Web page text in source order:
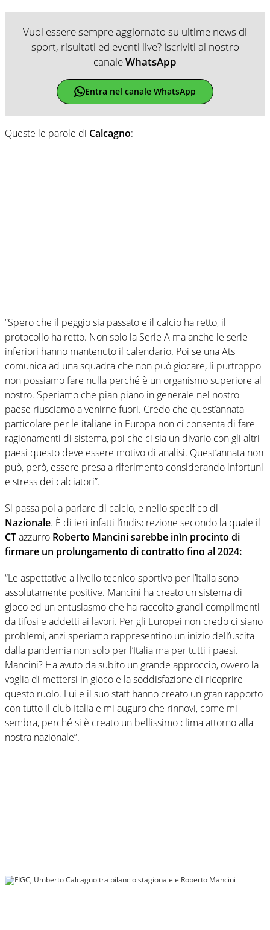
Vuoi essere sempre aggiornato su ultime news di
sport, risultati ed eventi live? Iscriviti al nostro
canaleWhatsApp
Entra nel canale WhatsApp
Queste le parole di Calcagno:
“Spero che il peggio sia passato e il calcio ha retto, il
protocollo ha retto. Non solo la Serie A ma anche le serie
inferiori hanno mantenuto il calendario. Poi se una Ats
comunica ad una squadra che non può giocare, lì purtroppo
non possiamo fare nulla perché è un organismo superiore al
nostro. Speriamo che pian piano in generale nel nostro
paese riusciamo a venirne fuori. Credo che quest’annata
particolare per le italiane in Europa non ci consenta di fare
ragionamenti di sistema, poi che ci sia un divario con gli altri
paesi questo deve essere motivo di analisi. Quest’annata non
può, però, essere presa a riferimento considerando infortuni
e stress dei calciatori”.
Si passa poi a parlare di calcio, e nello specifico di
Nazionale. È di ieri infatti l’indiscrezione secondo la quale il
CTazzurro Roberto Mancinisarebbe inìn procinto di
firmare un prolungamento di contratto fino al 2024:
“Le aspettative a livello tecnico-sportivo per l’Italia sono
assolutamente positive. Mancini ha creato un sistema di
gioco ed un entusiasmo che ha raccolto grandi complimenti
da tifosi e addetti ai lavori. Per gli Europei non credo ci siano
problemi, anzi speriamo rappresentino un inizio dell’uscita
dalla pandemia non solo per l’Italia ma per tutti i paesi.
Mancini? Ha avuto da subito un grande approccio, ovvero la
voglia di mettersi in gioco e la soddisfazione di ricoprire
questo ruolo. Lui e il suo staff hanno creato un gran rapporto
con tutto il club Italia e mi auguro che rinnovi, come mi
sembra, perché si è creato un bellissimo clima attorno alla
nostra nazionale”.